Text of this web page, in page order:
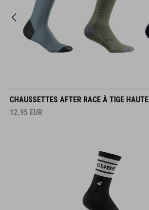
CHAUSSETTES AFTER RACE À TIGE HAUTE
12.95 EUR